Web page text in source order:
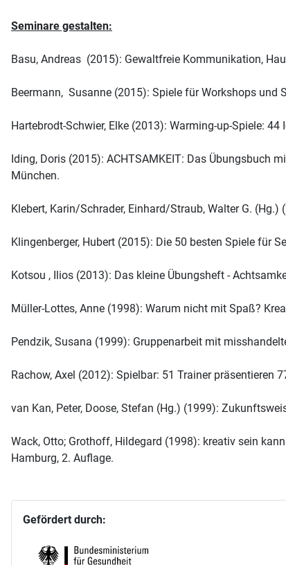
Seminare gestalten:
Basu, Andreas (2015): Gewaltfreie Kommunikation,
Beermann, Susanne (2015): Spiele für Workshops und
Hartebrodt-Schwier, Elke (2013): Warming-up-Spiele:
Iding, Doris (2015): ACHTSAMKEIT: Das Übungsbuch
München.
Klebert, Karin/Schrader, Einhard/Straub, Walter G.
Klingenberger, Hubert (2015): Die 50 besten Spiele für
Kotsou , Ilios (2013): Das kleine Übungsheft -
Müller-Lottes, Anne (1998): Warum nicht mit Spaß?
Pendzik, Susana (1999): Gruppenarbeit mit
Rachow, Axel (2012): Spielbar: 51 Trainer präsentieren
van Kan, Peter, Doose, Stefan (Hg.) (1999):
Wack, Otto; Grothoff, Hildegard (1998): kreativ sein
Hamburg, 2. Auflage.
Gefördert durch: